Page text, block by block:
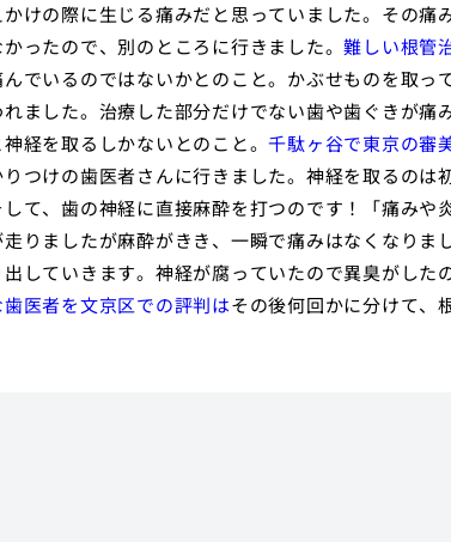
けの際に生じる痛みだと思っていました。その痛
ったので、別のところに行きました。難しい根管
でいるのではないかとのこと。かぶせものを取
ました。治療した部分だけでない歯や歯ぐきが
経を取るしかないとのこと。千駄ヶ谷で東京の審
つけの歯医者さんに行きました。神経を取るの
て、歯の神経に直接麻酔を打つのです！「痛みや
りましたが麻酔がきき、一瞬で痛みはなくなりま
していきます。神経が腐っていたので異臭がした
歯医者を文京区での評判はその後何回かに分けて、